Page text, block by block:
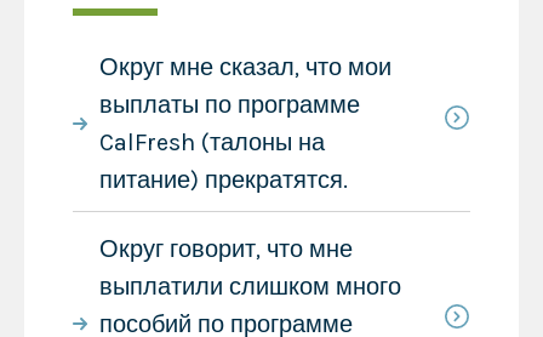
Округ мне сказал, что мои
выплаты по программе
CalFresh (талоны на
питание) прекратятся.
Округ говорит, что мне
выплатили слишком много
пособий по программе